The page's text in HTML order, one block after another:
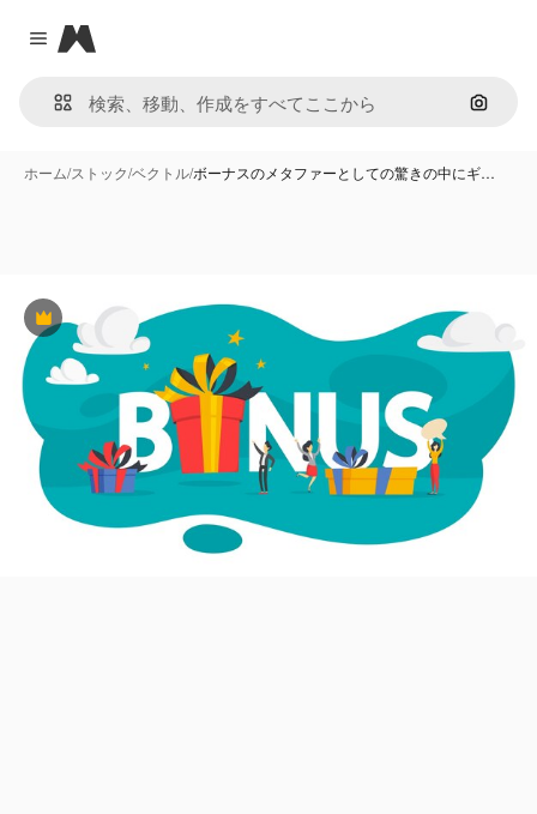
Close menu
Magnific
画像で
ホーム/ストック/ベクトル/ボーナスのメタファーとしての驚きの中にギ…
Premium